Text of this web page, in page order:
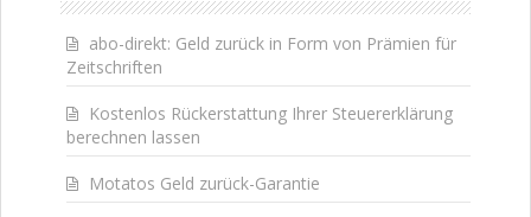
abo-direkt: Geld zurück in Form von Prämien für
Zeitschriften
Kostenlos Rückerstattung Ihrer Steuererklärung
berechnen lassen
Motatos Geld zurück-Garantie